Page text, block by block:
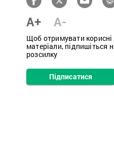
A+ A-
Щоб отримувати корисні
матеріали, підпишіться
розсилку
Підписатися